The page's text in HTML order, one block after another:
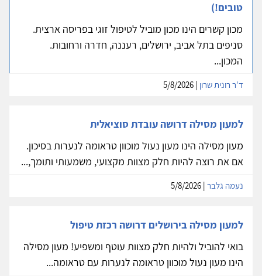
טובים!)
מכון קשרים הינו מכון מוביל לטיפול זוגי בפריסה ארצית.
סניפים בתל אביב, ירושלים, רעננה, חדרה ורחובות.
המכון...
ד'ר רונית שרון
למעון מסילה דרושה עובדת סוציאלית
מעון מסילה הינו מעון נעול מוכוון טראומה לנערות בסיכון.
אם את רוצה להיות חלק מצוות מקצועי, משמעותי ותומך,...
נעמה גלבר
למעון מסילה בירושלים דרושה רכזת טיפול
בואי להוביל ולהיות חלק מצוות עוטף ומשפיע! מעון מסילה
הינו מעון נעול מוכוון טראומה לנערות עם טראומה...